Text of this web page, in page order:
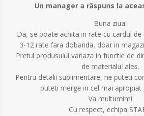
Un manager a răspuns la
Buna ziua!
Da, se poate achita in rate cu cardul de
3-12 rate fara dobanda, doar in
Pretul produsului variaza in functie de
de materialul ales.
Pentru detalii suplimentare, ne puteti
puteti merge in cel mai
Va multumim!
Cu respect, echipa